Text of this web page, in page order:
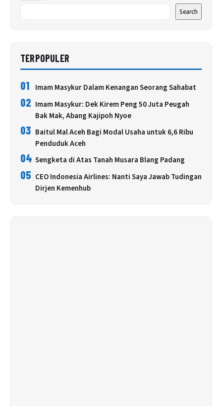
Search
TERPOPULER
01 Imam Masykur Dalam Kenangan Seorang Sahabat
02 Imam Masykur: Dek Kirem Peng 50 Juta Peugah
Bak Mak, Abang Kajipoh Nyoe
03 Baitul Mal Aceh Bagi Modal Usaha untuk 6,6 Ribu
Penduduk Aceh
04 Sengketa di Atas Tanah Musara Blang Padang
05 CEO Indonesia Airlines: Nanti Saya Jawab Tudingan
Dirjen Kemenhub